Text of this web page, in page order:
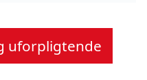
uforpligtende